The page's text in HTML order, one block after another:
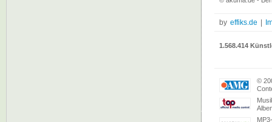
by effiks.de
1.568.414
©